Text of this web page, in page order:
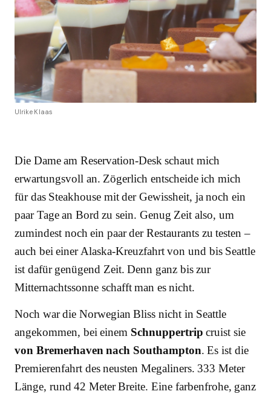
Ulrike Klaas
Die Dame am Reservation-Desk schaut mich
erwartungsvoll an. Zögerlich entscheide ich mich
für das Steakhouse mit der Gewissheit, ja noch ein
paar Tage an Bord zu sein. Genug Zeit also, um
zumindest noch ein paar der Restaurants zu testen –
auch bei einer Alaska-Kreuzfahrt von und bis Seattle
ist dafür genügend Zeit. Denn ganz bis zur
Mitternachtssonne schafft man es nicht.
Noch war die Norwegian Bliss nicht in Seattle
angekommen, bei einem Schnuppertrip cruist sie
von Bremerhaven nach Southampton. Es ist die
Premierenfahrt des neusten Megaliners. 333 Meter
Länge, rund 42 Meter Breite. Eine farbenfrohe, ganz